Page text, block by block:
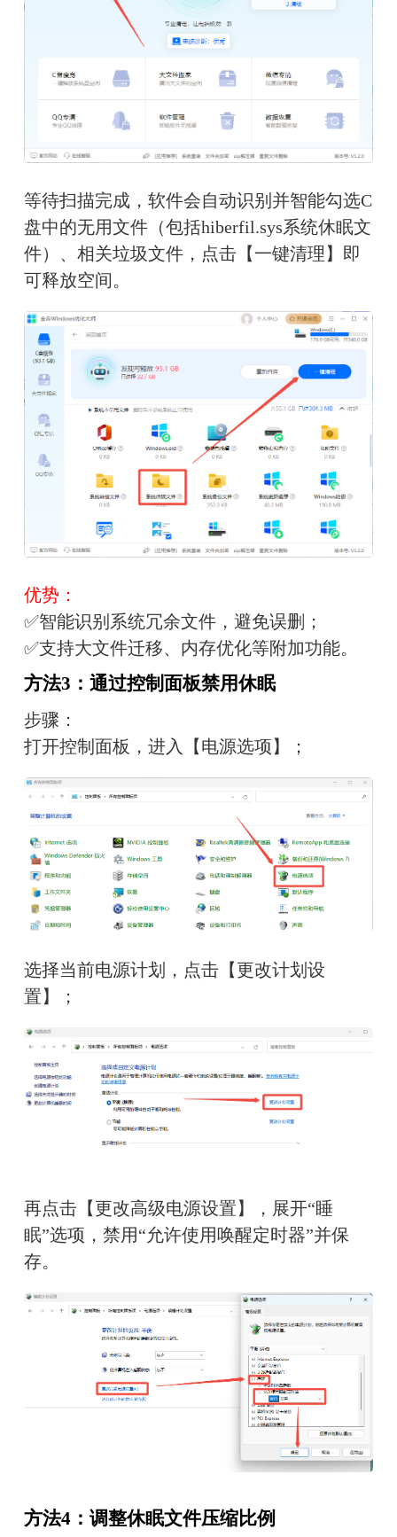
等待扫描完成，软件会自动识别并智能勾选C
盘中的无用文件（包括hiberfil.sys系统休眠文
件）、相关垃圾文件，点击【一键清理】即
可释放空间。
优势：
✅智能识别系统冗余文件，避免误删；
✅支持大文件迁移、内存优化等附加功能。
方法3：通过控制面板禁用休眠
步骤：
打开控制面板，进入【电源选项】；
选择当前电源计划，点击【更改计划设
置】；
再点击【更改高级电源设置】，展开“睡
眠”选项，禁用“允许使用唤醒定时器”并保
存。
方法4：调整休眠文件压缩比例